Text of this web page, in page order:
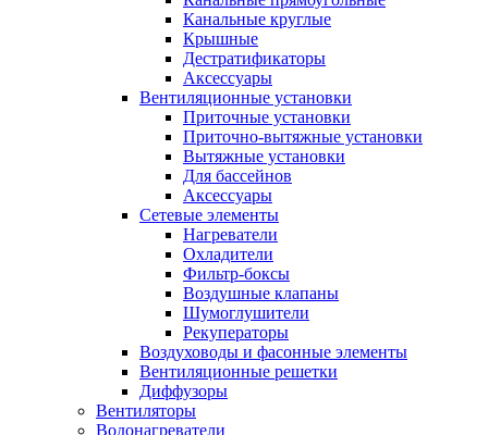
Канальные круглые
Крышные
Дестратификаторы
Аксессуары
Вентиляционные установки
Приточные установки
Приточно-вытяжные установки
Вытяжные установки
Для бассейнов
Аксессуары
Сетевые элементы
Нагреватели
Охладители
Фильтр-боксы
Воздушные клапаны
Шумоглушители
Рекуператоры
Воздуховоды и фасонные элементы
Вентиляционные решетки
Диффузоры
Вентиляторы
Водонагреватели